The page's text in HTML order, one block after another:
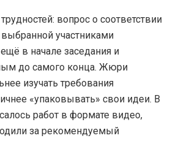
вопрос о соответствии
участниками
в начале заседания и
до самого конца. Жюри
изучать требования
«упаковывать» свои идеи. В
работ в формате видео,
за рекомендуемый